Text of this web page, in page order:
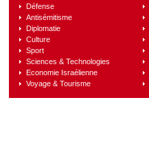
Défense
Antisémitisme
Diplomatie
Culture
Sport
Sciences & Technologies
Economie Israélienne
Voyage & Tourisme